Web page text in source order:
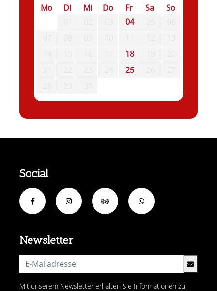
Mo Di Mi Do Fr Sa
So
04
18
25
Newsletter
Mit unserem Newsletter erhalten Sie Informationen zu
Social